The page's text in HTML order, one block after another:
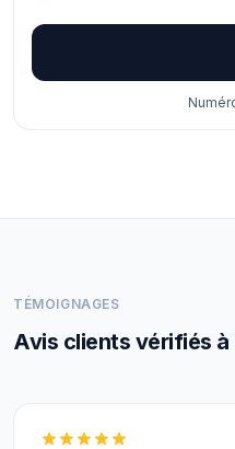
TÉMOIGNAGES
Avis clients vérifiés à